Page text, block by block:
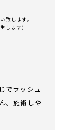
致します。
します)
でラッシュ
。施術しや